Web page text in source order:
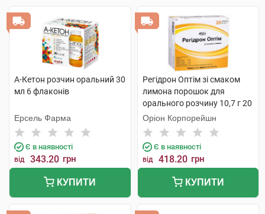
А-Кетон розчин оральний 30
мл 6 флаконів
Ерсель Фарма
Є в наявності
від 343.20 грн
КУПИТИ
Регідрон Оптім зі смаком
лимона порошок для
орального розчину 10,7 г 20
пакетиків
Оріон Корпорейшн
Є в наявності
від 418.20 грн
КУПИТИ